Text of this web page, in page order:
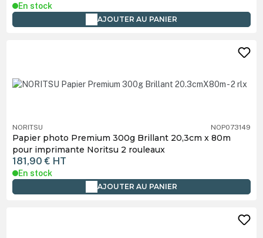
En stock
AJOUTER AU PANIER
NORITSU NOP073149
Papier photo Premium 300g Brillant 20,3cm x 80m
pour imprimante Noritsu 2 rouleaux
181,90 € HT
En stock
AJOUTER AU PANIER